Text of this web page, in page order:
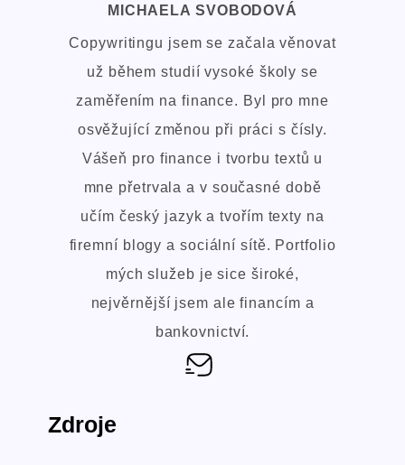
MICHAELA SVOBODOVÁ
Copywritingu jsem se začala věnovat
už během studií vysoké školy se
zaměřením na finance. Byl pro mne
osvěžující změnou při práci s čísly.
Vášeň pro finance i tvorbu textů u
mne přetrvala a v současné době
učím český jazyk a tvořím texty na
firemní blogy a sociální sítě. Portfolio
mých služeb je sice široké,
nejvěrnější jsem ale financím a
bankovnictví.
Zdroje